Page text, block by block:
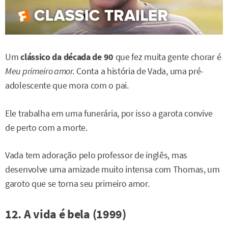
Umclássico da década de 90 que fez muita gente chorar é
Meu primeiro amor. Conta a história de Vada, uma pré-
adolescente que mora com o pai.
Ele trabalha em uma funerária, por isso a garota convive
de perto com a morte.
Vada tem adoração pelo professor de inglês, mas
desenvolve uma amizade muito intensa com Thomas, um
garoto que se torna seu primeiro amor.
12. A vida é bela (1999)